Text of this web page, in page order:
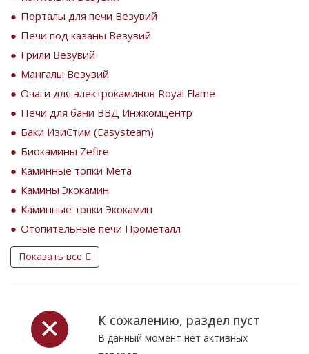
Порталы для печи Везувий
Печи под казаны Везувий
Грили Везувий
Мангалы Везувий
Очаги для электрокаминов Royal Flame
Печи для бани ВВД Инжкомцентр
Баки ИзиСтим (Easysteam)
Биокамины Zefire
Каминные топки Мета
Камины Экокамин
Каминные топки Экокамин
Отопительные печи Прометалл
Показать все
К сожалению, раздел пуст
В данный момент нет активных